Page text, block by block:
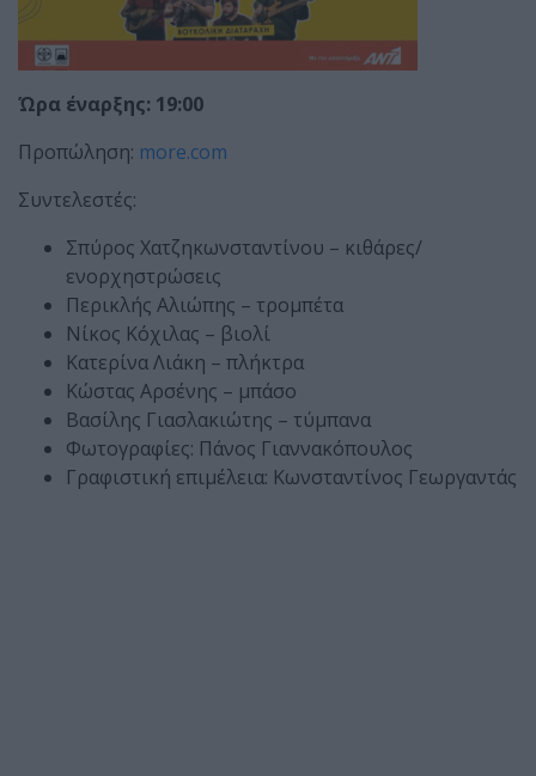
Ώρα έναρξης: 19:00
Προπώληση: more.com
Συντελεστές:
Σπύρος Χατζηκωνσταντίνου – κιθάρες/
ενορχηστρώσεις
Περικλής Αλιώπης – τρομπέτα
Νίκος Κόχιλας – βιολί
Κατερίνα Λιάκη – πλήκτρα
Κώστας Αρσένης – μπάσο
Βασίλης Γιασλακιώτης – τύμπανα
Φωτογραφίες: Πάνος Γιαννακόπουλος
Γραφιστική επιμέλεια: Κωνσταντίνος Γεωργαντάς